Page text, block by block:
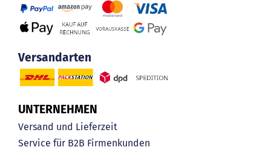
Versandarten
UNTERNEHMEN
Versand und Lieferzeit
Service für B2B Firmenkunden